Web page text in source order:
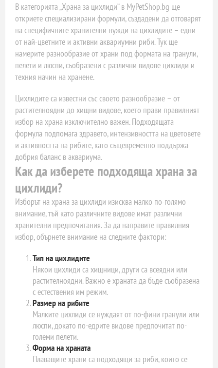
В категорията „Храна за цихлиди“ в MyPetShop.bg ще
откриете специализирани формули, създадени да отговарят
на специфичните хранителни нужди на цихлидите – едни
от най-цветните и активни аквариумни риби. Тук ще
намерите разнообразие от храни под формата на гранули,
пелети и люспи, съобразени с различни видове цихлиди и
техния начин на хранене.
Цихлидите са известни със своето разнообразие – от
растителноядни до хищни видове, което прави правилният
избор на храна изключително важен. Подходящата
формула подпомага здравето, интензивността на цветовете
и активността на рибите, като същевременно поддържа
добрия баланс в аквариума.
Как да изберете подходяща храна за
цихлиди?
Изборът на храна за цихлиди изисква малко по-голямо
внимание, тъй като различните видове имат различни
хранителни предпочитания. За да направите правилния
избор, обърнете внимание на следните фактори:
Тип на цихлидите
Някои цихлиди са хищници, други са всеядни или
растителноядни. Важно е храната да бъде съобразена
с естествения им режим.
Размер на рибите
Малките цихлиди се нуждаят от по-фини гранули или
люспи, докато по-едрите видове предпочитат по-
големи пелети.
Форма на храната
Плаващите храни са подходящи за риби, които се